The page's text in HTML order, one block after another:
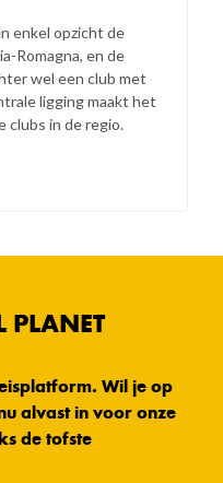
enkel opzicht de
Romagna, en de
wel een club met
ligging maakt het
clubs in de regio.
PLANET
Wil je op
alvast in voor onze
de tofste